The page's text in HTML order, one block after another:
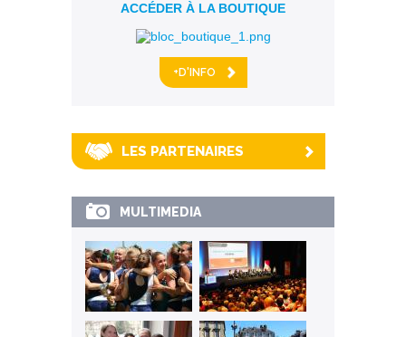
ACCÉDER À LA BOUTIQUE
+D'INFO
LES PARTENAIRES
MULTIMEDIA